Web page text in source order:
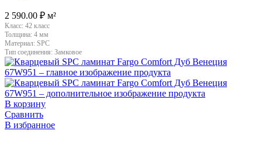
2 590.00 ₽ м²
Класс: 42 класс
Толщина: 4 мм
Материал: SPC
Тип соединения: Замковое
В корзину
Сравнить
В избранное